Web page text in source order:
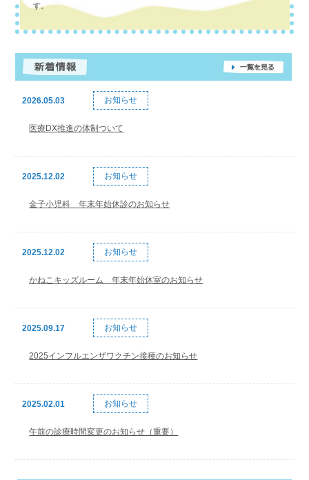
す。
2026.05.03 お知らせ
医療DX推進の体制ついて
2025.12.02 お知らせ
金子小児科 年末年始休診のお知らせ
2025.12.02 お知らせ
かねこキッズルーム 年末年始休室のお知らせ
2025.09.17 お知らせ
2025インフルエンザワクチン接種のお知らせ
2025.02.01 お知らせ
午前の診療時間変更のお知らせ（重要）